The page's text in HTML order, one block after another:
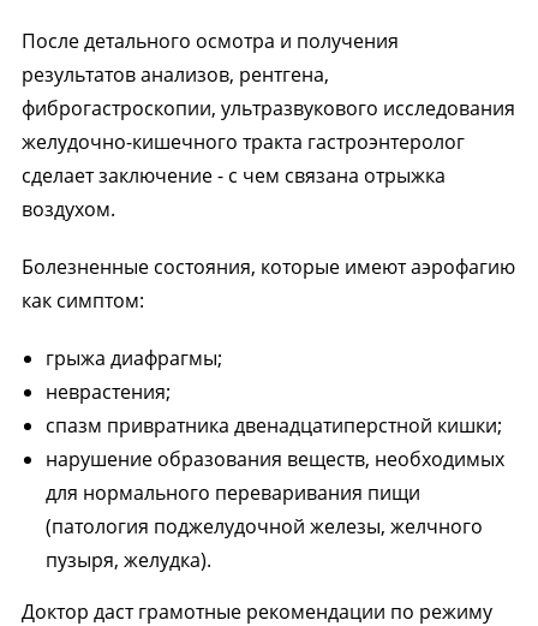
После детального осмотра и получения
результатов анализов, рентгена,
фиброгастроскопии, ультразвукового исследования
желудочно-кишечного тракта гастроэнтеролог
сделает заключение - с чем связана отрыжка
воздухом.
Болезненные состояния, которые имеют аэрофагию
как симптом:
грыжа диафрагмы;
неврастения;
спазм привратника двенадцатиперстной кишки;
нарушение образования веществ, необходимых
для нормального переваривания пищи
(патология поджелудочной железы, желчного
пузыря, желудка).
Доктор даст грамотные рекомендации по режиму